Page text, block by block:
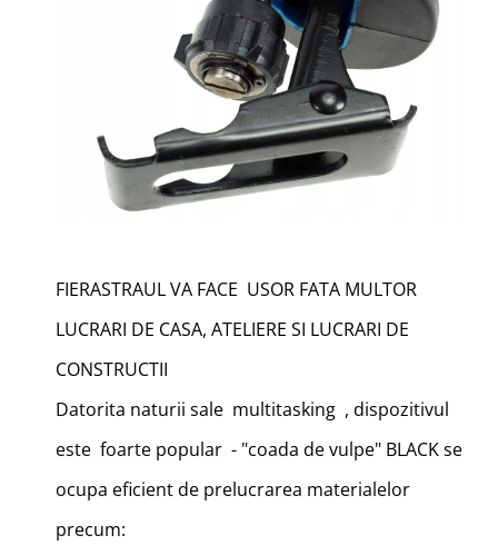
FIERASTRAUL VA FACE USOR FATA MULTOR
LUCRARI DE CASA, ATELIERE SI LUCRARI DE
CONSTRUCTII
Datorita naturii sale multitasking , dispozitivul
este foarte popular - "coada de vulpe" BLACK se
ocupa eficient de prelucrarea materialelor
precum: